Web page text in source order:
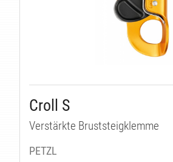
Croll S
Verstärkte Bruststeigklemme
PETZL